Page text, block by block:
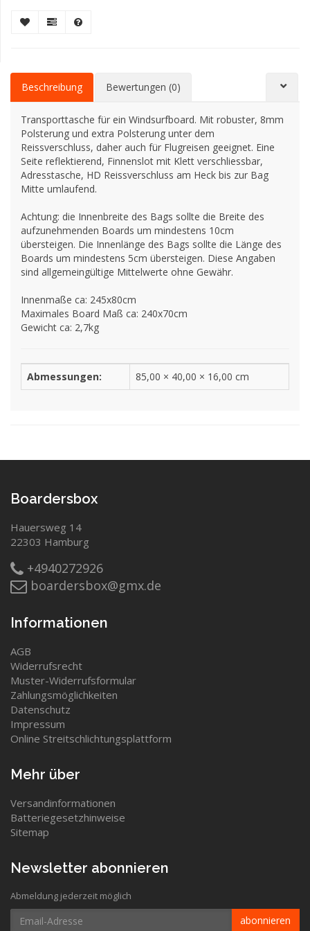
Beschreibung Bewertungen (0)
Transporttasche für ein Windsurfboard. Mit robuster, 8mm
Polsterung und extra Polsterung unter dem
Reissverschluss, daher auch für Flugreisen geeignet. Eine
Seite reflektierend, Finnenslot mit Klett verschliessbar,
Adresstasche, HD Reissverschluss am Heck bis zur Bag
Mitte umlaufend.
Achtung: die Innenbreite des Bags sollte die Breite des
aufzunehmenden Boards um mindestens 10cm
übersteigen. Die Innenlänge des Bags sollte die Länge des
Boards um mindestens 5cm übersteigen. Diese Angaben
sind allgemeingültige Mittelwerte ohne Gewähr.
Innenmaße ca: 245x80cm
Maximales Board Maß ca: 240x70cm
Gewicht ca: 2,7kg
Abmessungen: 85,00 × 40,00 × 16,00 cm
Boardersbox
Hauersweg 14
22303 Hamburg
+4940272926
boardersbox@gmx.de
Informationen
AGB
Widerrufsrecht
Muster-Widerrufsformular
Zahlungsmöglichkeiten
Datenschutz
Impressum
Online Streitschlichtungsplattform
Mehr über
Versandinformationen
Batteriegesetzhinweise
Sitemap
Newsletter abonnieren
Abmeldung jederzeit möglich
Email-
abonnieren